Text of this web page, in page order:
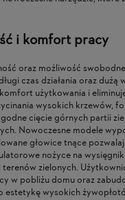
i komfort pracy
oraz możliwość
czas działania oraz dużą
użytkowania i
wysokich krzewów,
cięcie górnych partii
Nowoczesne modele
głowice tnące
nożyce na
zielonych.
w pobliżu domu oraz
estetykę wysokich